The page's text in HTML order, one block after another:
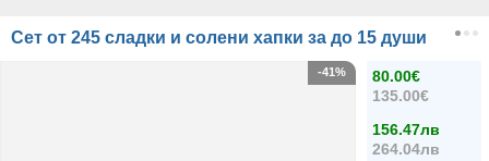
Сет от 245 сладки и солени хапки за до 15 души
80.00€
135.00€
156.47лв
264.04лв
-41%